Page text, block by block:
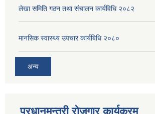
लेखा समिति गठन तथा संचालन कार्यविधि २०८२
मानसिक स्वास्थ्य उपचार कार्यबिधि २०८०
अन्य
प्रधानमन्त्री रोजगार कार्यक्रम